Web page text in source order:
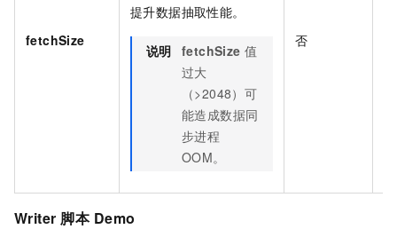
fetchSize
提升数据抽取性能。
说明 fetchSize 值
过大
（>2048）可
能造成数据同
步进程
OOM。
否
Writer 脚本 Demo